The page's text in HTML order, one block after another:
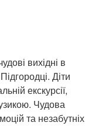
вихідні в
Діти
екскурсії,
Чудова
та незабутніх